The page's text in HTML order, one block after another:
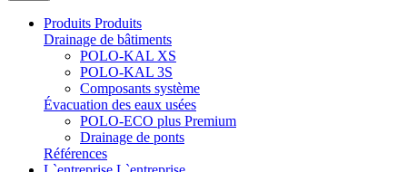
Produits Produits
Drainage de bâtiments
POLO-KAL XS
POLO-KAL 3S
Composants système
Évacuation des eaux usées
POLO-ECO plus Premium
Drainage de ponts
Références